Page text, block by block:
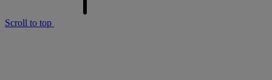
Scroll to top